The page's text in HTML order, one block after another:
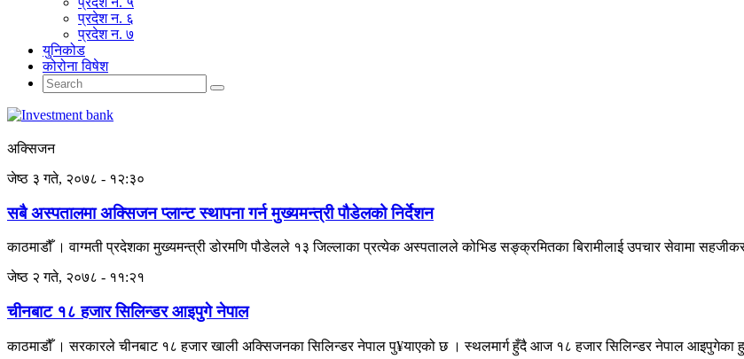
प्रदेश न. ६
प्रदेश न. ७
युनिकोड
कोरोना विषेश
अक्सिजन
जेष्ठ ३ गते, २०७८ - १२:३०
सबै अस्पतालमा अक्सिजन प्लान्ट स्थापना गर्न मुख्यमन्त्री पौडेलको निर्देशन
काठमाडौँ । वाग्मती प्रदेशका मुख्यमन्त्री डोरमणि पौडेलले १३ जिल्लाका प्रत्येक अस्पतालले कोभिड सङ्क्रमितका बिरामीलाई उपचार सेवामा
जेष्ठ २ गते, २०७८ - ११:२१
चीनबाट १८ हजार सिलिन्डर आइपुगे नेपाल
काठमाडौँ । सरकारले चीनबाट १८ हजार खाली अक्सिजनका सिलिन्डर नेपाल पु¥याएको छ । स्थलमार्ग हुँदै आज १८ हजार सिलिन्डर नेपाल आइपुगेका